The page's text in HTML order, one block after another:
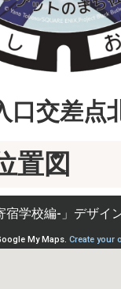
口交差点
置図